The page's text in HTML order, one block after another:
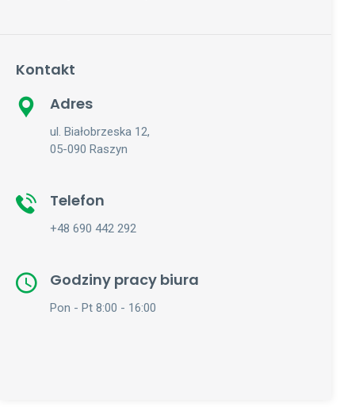
Kontakt
Adres
ul. Białobrzeska 12,
05-090 Raszyn
Telefon
+48 690 442 292
Godziny pracy biura
Pon - Pt 8:00 - 16:00